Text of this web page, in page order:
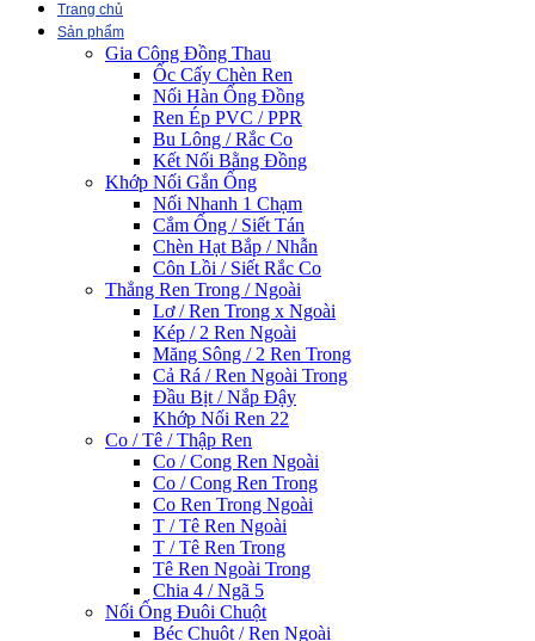
Trang chủ
Sản phẩm
Gia Công Đồng Thau
Ốc Cấy Chèn Ren
Nối Hàn Ống Đồng
Ren Ép PVC / PPR
Bu Lông / Rắc Co
Kết Nối Bằng Đồng
Khớp Nối Gắn Ống
Nối Nhanh 1 Chạm
Cắm Ống / Siết Tán
Chèn Hạt Bắp / Nhẫn
Côn Lồi / Siết Rắc Co
Thẳng Ren Trong / Ngoài
Lơ / Ren Trong x Ngoài
Kép / 2 Ren Ngoài
Măng Sông / 2 Ren Trong
Cả Rá / Ren Ngoài Trong
Đầu Bịt / Nắp Đậy
Khớp Nối Ren 22
Co / Tê / Thập Ren
Co / Cong Ren Ngoài
Co / Cong Ren Trong
Co Ren Trong Ngoài
T / Tê Ren Ngoài
T / Tê Ren Trong
Tê Ren Ngoài Trong
Chia 4 / Ngã 5
Nối Ống Đuôi Chuột
Béc Chuột / Ren Ngoài